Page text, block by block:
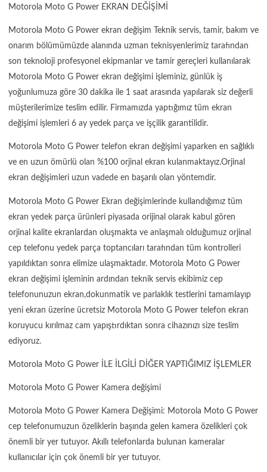
Motorola Moto G Power EKRAN DEĞİŞİMİ
Motorola Moto G Power ekran değişim Teknik servis, tamir, bakım ve
onarım bölümümüzde alanında uzman teknisyenlerimiz tarafından
son teknoloji profesyonel ekipmanlar ve tamir gereçleri kullanılarak
Motorola Moto G Power ekran değişimi işleminiz, günlük iş
yoğunlumuza göre 30 dakika ile 1 saat arasında yapılarak siz değerli
müşterilerimize teslim edilir. Firmamızda yaptığımız tüm ekran
değişimi işlemleri 6 ay yedek parça ve işçilik garantilidir.
Motorola Moto G Power telefon ekran değişimi yaparken en sağlıklı
ve en uzun ömürlü olan %100 orjinal ekran kulanmaktayız.Orjinal
ekran değişimleri uzun vadede en başarılı olan yöntemdir.
Motorola Moto G Power Ekran değişimlerinde kullandığımız tüm
ekran yedek parça ürünleri piyasada orijinal olarak kabul gören
orjinal kalite ekranlardan oluşmakta ve anlaşmalı olduğumuz orjinal
cep telefonu yedek parça toptancıları tarafından tüm kontrolleri
yapıldıktan sonra elimize ulaşmaktadır. Motorola Moto G Power
ekran değişimi işleminin ardından teknik servis ekibimiz cep
telefonunuzun ekran,dokunmatik ve parlaklık testlerini tamamlayıp
yeni ekran üzerine ücretsiz Motorola Moto G Power telefon ekran
koruyucu kırılmaz cam yapıştırdıktan sonra cihazınızı size teslim
ediyoruz.
Motorola Moto G Power İLE İLGİLİ DİĞER YAPTIĞIMIZ İŞLEMLER
Motorola Moto G Power Kamera değişimi
Motorola Moto G Power Kamera Değişimi: Motorola Moto G Power
cep telefonumuzun özeliklerin başında gelen kamera özelikleri çok
önemli bir yer tutuyor. Akıllı telefonlarda bulunan kameralar
kullanıcılar için çok önemli bir yer tutuyor.